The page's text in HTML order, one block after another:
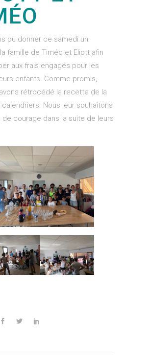
pu donner ce samedi un
famille de Timéo et Eliott afin
aux frais engagés pour les
enfants. Comme promis,
rétrocédé la recette de la
Nous leur souhaitons
de courage dans la suite de leurs